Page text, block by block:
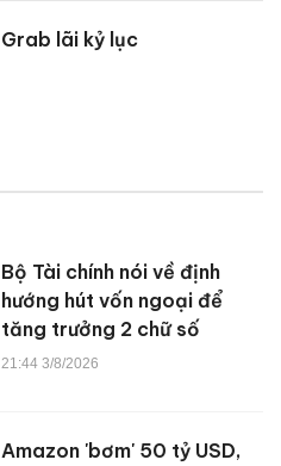
Grab lãi kỷ lục
Bộ Tài chính nói về định
hướng hút vốn ngoại để
tăng trưởng 2 chữ số
21:44 3/8/2026
Amazon 'bơm' 50 tỷ USD,